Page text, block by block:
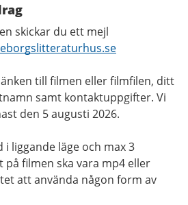
skickar du ett mejl
till filmen eller filmfilen, ditt
samt kontaktuppgifter. Vi
den 5 augusti 2026.
i liggande läge och max 3
på filmen ska vara mp4 eller
att använda någon form av